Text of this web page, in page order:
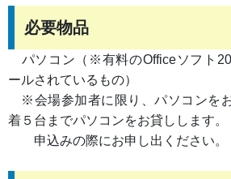
必要物品
パソコン（※有料のOfficeソフト
ールされているもの）
※会場参加者に限り、パソコンを
着５台までパソコンをお貸しします。
申込みの際にお申し出ください。